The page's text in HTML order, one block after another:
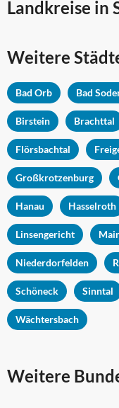
Landkreise in
Weitere
Bad Orb Bad
Birstein Brachttal
Flörsbachtal
Großkrotzenburg
Hanau Hasselroth
Linsengericht
Niederdorfelden
Schöneck Sinntal
Wächtersbach
Weitere